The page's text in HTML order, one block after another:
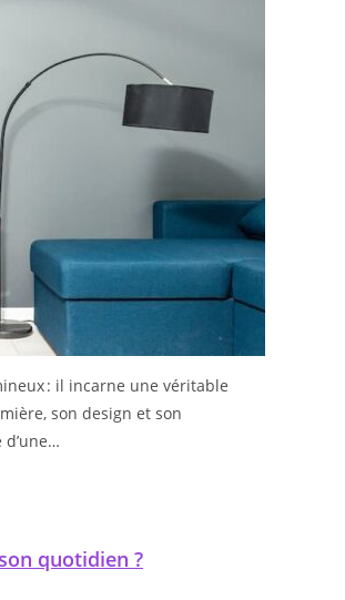
: il incarne une véritable
son design et son
quotidien ?